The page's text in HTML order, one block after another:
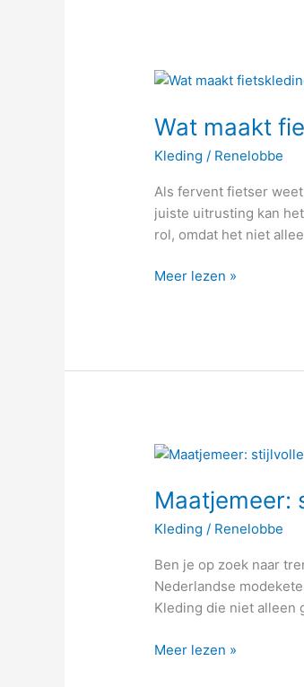
Wat maakt
Kleding / Renelobbe
Als fervent fietser
juiste uitrusting kan
rol, omdat het niet
Wat
fietskleding
comfortabel?
Meer lezen »
Maatjemeer:
Kleding / Renelobbe
Ben je op zoek naar
Nederlandse
Kleding die niet alleen
Maatjemeer:
mode
vrouwen
met
een
maatje
Meer lezen »